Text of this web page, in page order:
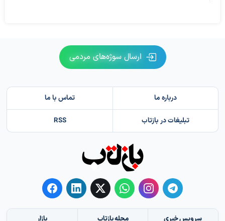
ارسال سوژه‌های مردمی
درباره ما تماس با ما
تبلیغات در بازتاب RSS